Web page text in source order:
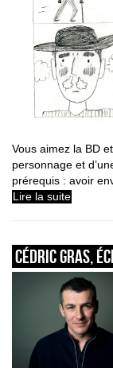
Vous aimez la BD
personnage et
prérequis : avoir
Lire la suite
CÉDRIC GRAS,